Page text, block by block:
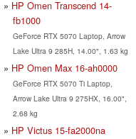
HP Omen Transcend 14-
fb1000
GeForce RTX 5070 Laptop, Arrow
Lake Ultra 9 285H, 14.00", 1.63 kg
HP Omen Max 16-ah0000
GeForce RTX 5070 Ti Laptop,
Arrow Lake Ultra 9 275HX, 16.00",
2.68 kg
HP Victus 15-fa2000na